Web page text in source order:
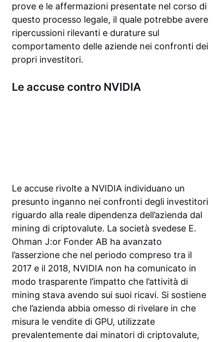
prove e le affermazioni presentate nel corso di
questo processo legale, il quale potrebbe avere
ripercussioni rilevanti e durature sul
comportamento delle aziende nei confronti dei
propri investitori.
Le accuse contro NVIDIA
Le accuse rivolte a NVIDIA individuano un
presunto inganno nei confronti degli investitori
riguardo alla reale dipendenza dell’azienda dal
mining di criptovalute. La società svedese E.
Ohman J:or Fonder AB ha avanzato
l’asserzione che nel periodo compreso tra il
2017 e il 2018, NVIDIA non ha comunicato in
modo trasparente l’impatto che l’attività di
mining stava avendo sui suoi ricavi. Si sostiene
che l’azienda abbia omesso di rivelare in che
misura le vendite di GPU, utilizzate
prevalentemente dai minatori di criptovalute,